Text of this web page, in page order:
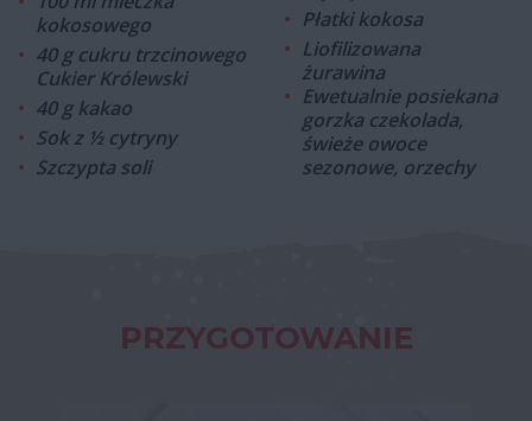
kokosowego
40 g cukru trzcinowego
Cukier Królewski
40 g kakao
Sok z ½ cytryny
Szczypta soli
Płatki kokosa
Liofilizowana
żurawina
Ewetualnie posiekana
gorzka czekolada,
świeże owoce
sezonowe, orzechy
PRZYGOTOWANIE